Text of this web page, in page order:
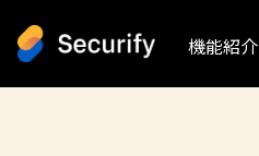
機能紹介